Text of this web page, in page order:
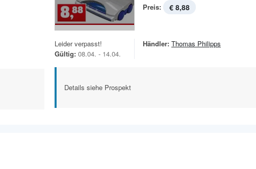
Preis: € 8,88
Leider verpasst!
Gültig: 08.04. - 14.04.
Händler: Thomas Philipps
Details siehe Prospekt